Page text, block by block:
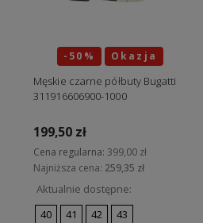
-50% Okazja
Męskie czarne półbuty Bugatti
311916606900-1000
199,50 zł
Cena regularna: 399,00 zł
Najniższa cena: 259,35 zł
Aktualnie dostępne:
40
41 42 43